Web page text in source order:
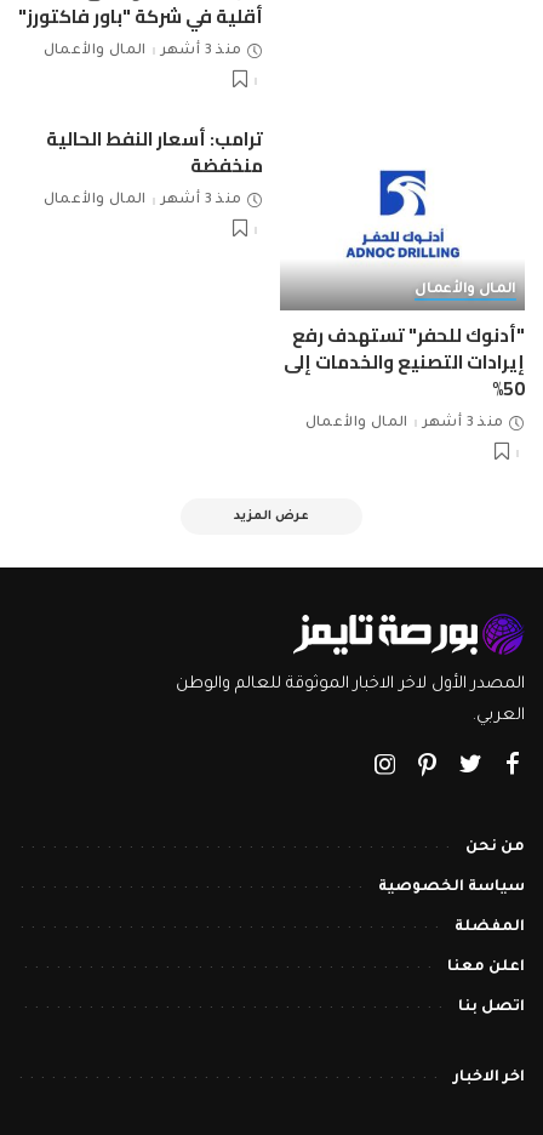
أقلية في شركة "باور فاكتورز"
منذ 3 أشهر المال والأعمال
المال والأعمال
"أدنوك للحفر" تستهدف رفع
إيرادات التصنيع والخدمات إلى
50%
منذ 3 أشهر المال والأعمال
ترامب: أسعار النفط الحالية
منخفضة
منذ 3 أشهر المال والأعمال
عرض المزيد
المصدر الأول لاخر الاخبار الموثوقة للعالم والوطن
العربي.
من نحن
سياسة الخصوصية
المفضلة
اعلن معنا
اتصل بنا
اخر الاخبار